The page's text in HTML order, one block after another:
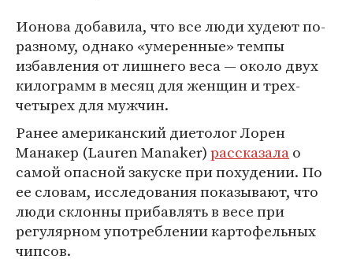
Ионова добавила, что все люди худеют по-
разному, однако «умеренные» темпы
избавления от лишнего веса — около двух
килограмм в месяц для женщин и трех-
четырех для мужчин.
Ранее американский диетолог Лорен
Манакер (Lauren Manaker)рассказалао
самой опасной закуске при похудении. По
ее словам, исследования показывают, что
люди склонны прибавлять в весе при
регулярном употреблении картофельных
чипсов.